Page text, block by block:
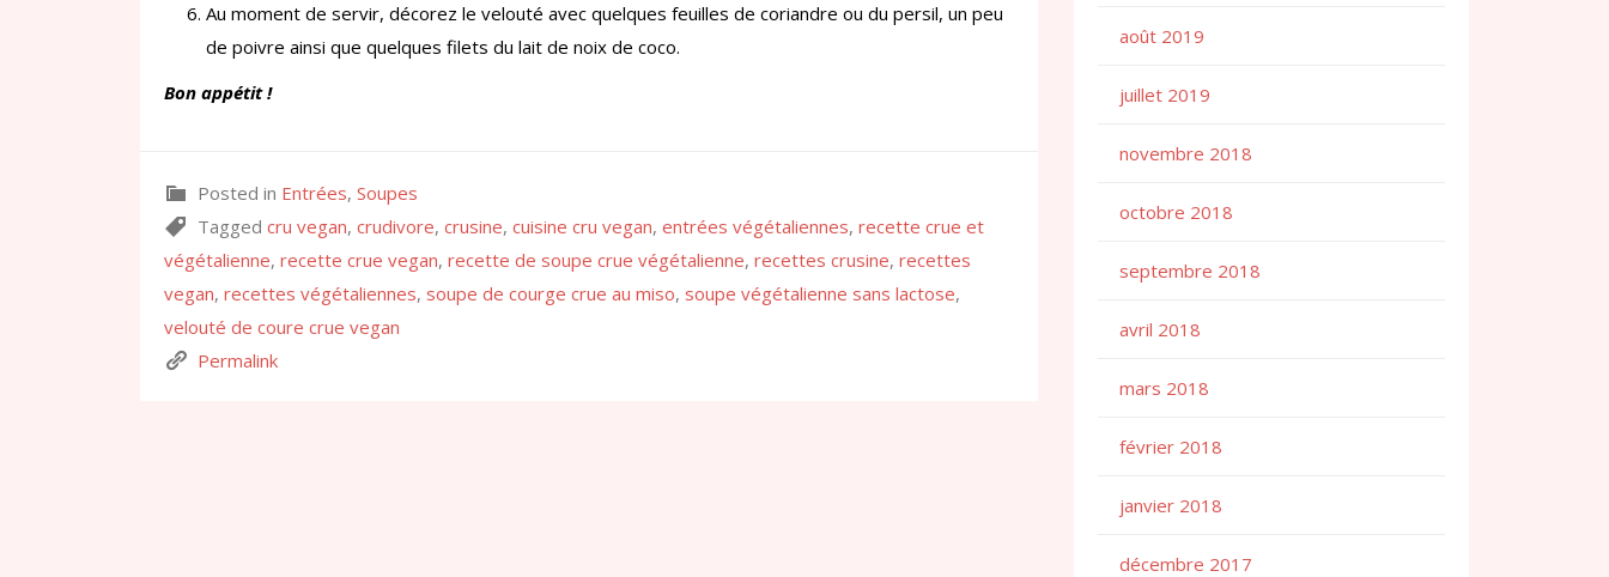
Au moment de servir, décorez le velouté avec quelques feuilles de coriandre ou du persil, un peu
de poivre ainsi que quelques filets du lait de noix de coco.
Bon appétit !
Posted in Entrées, Soupes
Tagged cru vegan, crudivore, crusine, cuisine cru vegan, entrées végétaliennes, recette crue et
végétalienne, recette crue vegan, recette de soupe crue végétalienne, recettes crusine, recettes
vegan, recettes végétaliennes, soupe de courge crue au miso, soupe végétalienne sans lactose,
velouté de coure crue vegan
Permalink
août 2019
juillet 2019
novembre 2018
octobre 2018
septembre 2018
avril 2018
mars 2018
février 2018
janvier 2018
décembre 2017